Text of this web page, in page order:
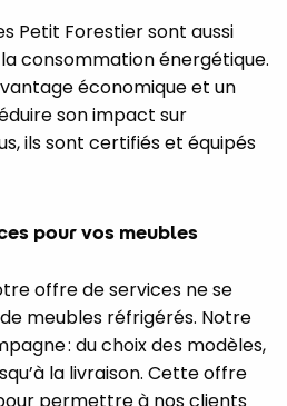
Petit Forestier sont aussi
consommation énergétique.
économique et un
son impact sur
ils sont certifiés et équipés
pour vos meubles
offre de services ne se
meubles réfrigérés. Notre
: du choix des modèles,
la livraison. Cette offre
permettre à nos clients